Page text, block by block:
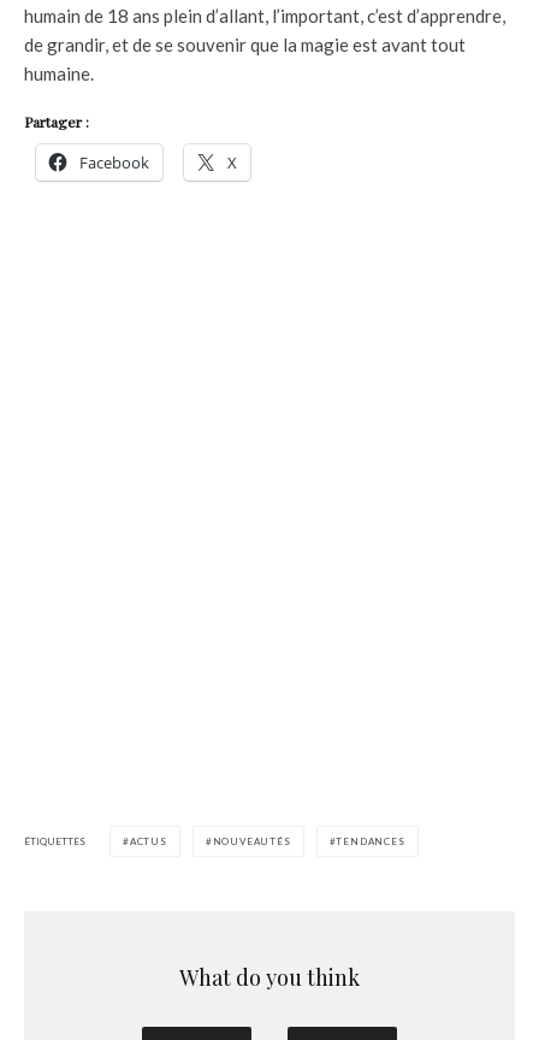
humain de 18 ans plein d’allant, l’important, c’est d’apprendre,
de grandir, et de se souvenir que la magie est avant tout
humaine.
Partager :
Facebook X
ÉTIQUETTES ACTUS NOUVEAUTÉS TENDANCES
What do you think